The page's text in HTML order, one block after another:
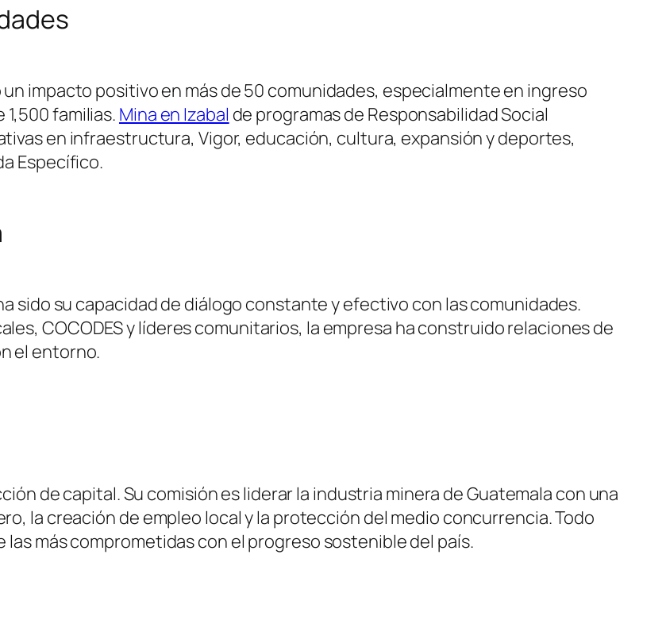
impacto positivo en más de 50 comunidades, especialmente en ingreso
familias. Mina en Izabal de programas de Responsabilidad Social
en infraestructura, Vigor, educación, cultura, expansión y deportes,
Específico.
sido su capacidad de diálogo constante y efectivo con las comunidades.
COCODES y líderes comunitarios, la empresa ha construido relaciones de
el entorno.
de capital. Su comisión es liderar la industria minera de Guatemala con una
la creación de empleo local y la protección del medio concurrencia. Todo
las más comprometidas con el progreso sostenible del país.